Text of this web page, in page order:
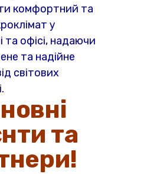
комфортний та
у
офісі, надаючи
та надійне
світових
та